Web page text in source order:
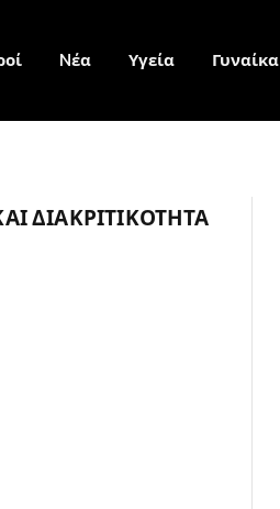
Nέα Υγεία Γυναίκα
ΔΙΑΚΡΙΤΙΚΌΤΗΤΑ